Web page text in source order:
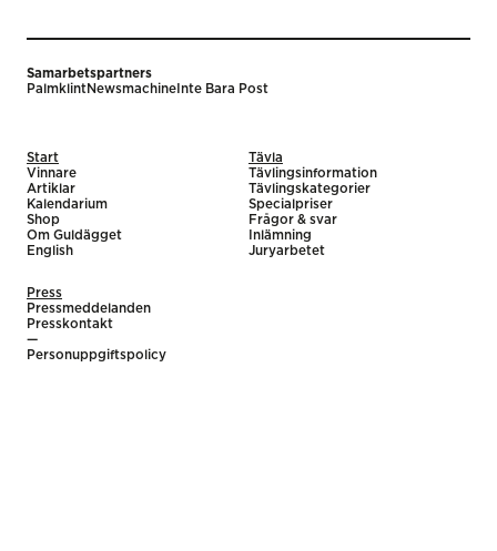
Samarbetspartners
PalmklintNewsmachine Inte Bara Post
Start
Vinnare
Artiklar
Kalendarium
Shop
Om Guldägget
English
Tävla
Tävlingsinformation
Tävlingskategorier
Specialpriser
Frågor & svar
Inlämning
Juryarbetet
Press
Pressmeddelanden
Presskontakt
—
Personuppgiftspolicy